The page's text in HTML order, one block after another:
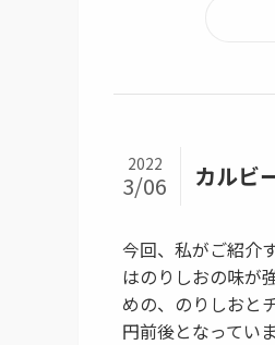
カルビ
2022
3/06
今回、私がご紹介
はのりしおの味が
めの、のりしおと
円前後となっていま